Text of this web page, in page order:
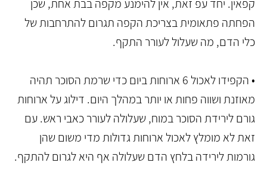
קפאין. יחד עפ זאת, אין להימנע מקפה בבת אחת, שכן
הפחתה פתאומית בצריכת הקפה תגרום להתרחבות של
כלי הדם, מה שעלול לעורר התקף.
• הקפידו לאכול 6 ארוחות ביום כדי שרמת הסוכר תהיה
מאוזנת ושווה פחות או יותר במהלך היום. דילוג על ארוחות
גורם לירידת הסוכר במוח, שעלולה לעורר כאבי ראש. עם
זאת לא מומלץ לאכול ארוחות גדולות מדי משום שהן
גורמות לירידה בלחץ הדם שעלולה אף היא לגרום להתקף.